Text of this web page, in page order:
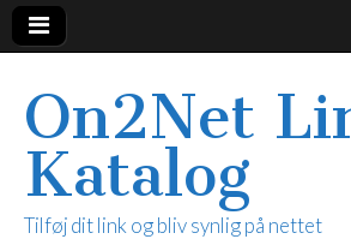
On2Net
Katalog
Tilføj dit link og bliv synlig på nettet